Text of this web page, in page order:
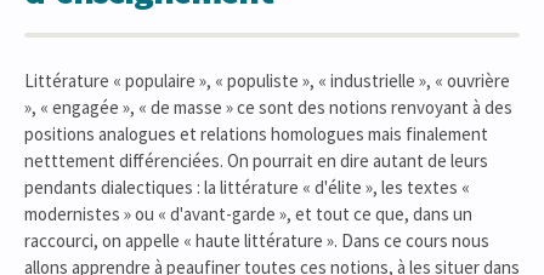
Littérature « populaire », « populiste », « industrielle », « ouvrière
», « engagée », « de masse » ce sont des notions renvoyant à des
positions analogues et relations homologues mais finalement
netttement différenciées. On pourrait en dire autant de leurs
pendants dialectiques : la littérature « d'élite », les textes «
modernistes » ou « d'avant-garde », et tout ce que, dans un
raccourci, on appelle « haute littérature ». Dans ce cours nous
allons apprendre à peaufiner toutes ces notions, à les situer dans